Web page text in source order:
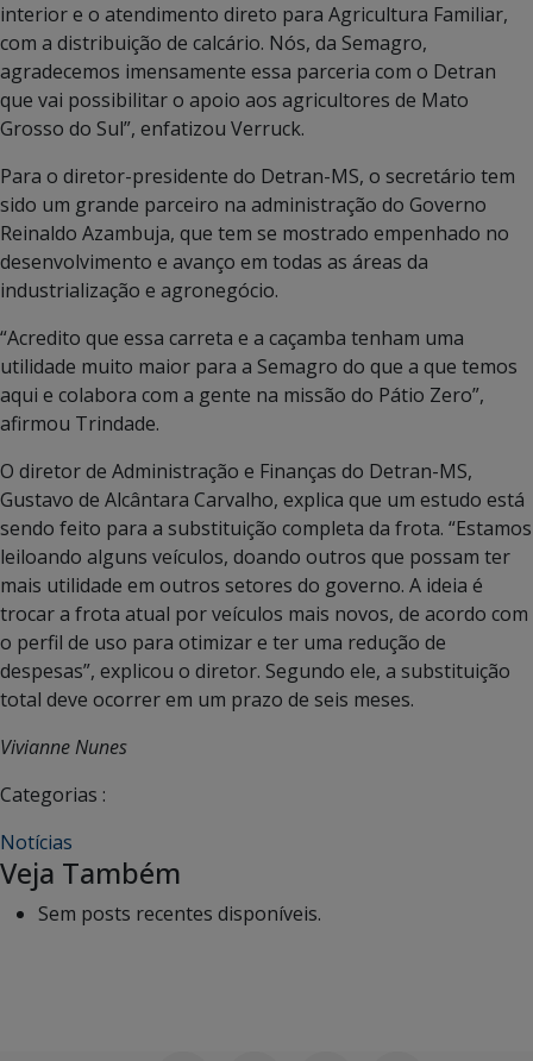
interior e o atendimento direto para Agricultura Familiar,
com a distribuição de calcário. Nós, da Semagro,
agradecemos imensamente essa parceria com o Detran
que vai possibilitar o apoio aos agricultores de Mato
Grosso do Sul”, enfatizou Verruck.
Para o diretor-presidente do Detran-MS, o secretário tem
sido um grande parceiro na administração do Governo
Reinaldo Azambuja, que tem se mostrado empenhado no
desenvolvimento e avanço em todas as áreas da
industrialização e agronegócio.
“Acredito que essa carreta e a caçamba tenham uma
utilidade muito maior para a Semagro do que a que temos
aqui e colabora com a gente na missão do Pátio Zero”,
afirmou Trindade.
O diretor de Administração e Finanças do Detran-MS,
Gustavo de Alcântara Carvalho, explica que um estudo está
sendo feito para a substituição completa da frota. “Estamos
leiloando alguns veículos, doando outros que possam ter
mais utilidade em outros setores do governo. A ideia é
trocar a frota atual por veículos mais novos, de acordo com
o perfil de uso para otimizar e ter uma redução de
despesas”, explicou o diretor. Segundo ele, a substituição
total deve ocorrer em um prazo de seis meses.
Vivianne Nunes
Categorias :
Notícias
Veja Também
Sem posts recentes disponíveis.